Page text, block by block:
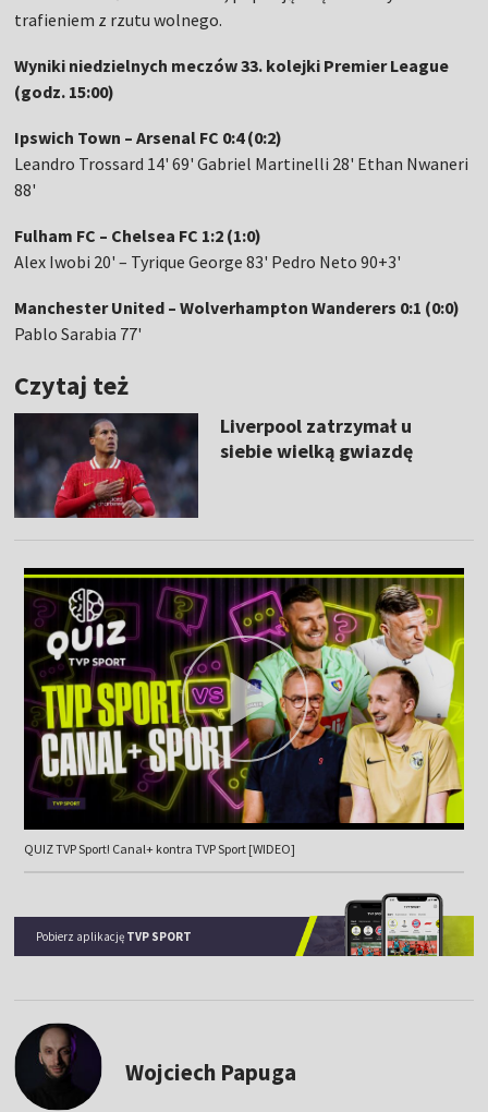
trafieniem z rzutu wolnego.
Wyniki niedzielnych meczów 33. kolejki Premier League
(godz. 15:00)
Ipswich Town – Arsenal FC 0:4 (0:2)
Leandro Trossard 14' 69' Gabriel Martinelli 28' Ethan Nwaneri
88'
Fulham FC – Chelsea FC 1:2 (1:0)
Alex Iwobi 20' – Tyrique George 83' Pedro Neto 90+3'
Manchester United – Wolverhampton Wanderers 0:1 (0:0)
Pablo Sarabia 77'
Czytaj też
Liverpool zatrzymał u
siebie wielką gwiazdę
QUIZ TVP Sport! Canal+ kontra TVP Sport [WIDEO]
Pobierz aplikację TVP SPORT
Wojciech Papuga